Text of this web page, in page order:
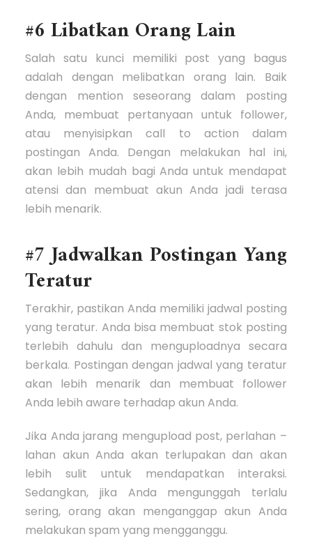
#6 Libatkan Orang Lain
Salah satu kunci memiliki post yang bagus
adalah dengan melibatkan orang lain. Baik
dengan mention seseorang dalam posting
Anda, membuat pertanyaan untuk follower,
atau menyisipkan call to action dalam
postingan Anda. Dengan melakukan hal ini,
akan lebih mudah bagi Anda untuk mendapat
atensi dan membuat akun Anda jadi terasa
lebih menarik.
#7 Jadwalkan Postingan Yang
Teratur
Terakhir, pastikan Anda memiliki jadwal posting
yang teratur. Anda bisa membuat stok posting
terlebih dahulu dan menguploadnya secara
berkala. Postingan dengan jadwal yang teratur
akan lebih menarik dan membuat follower
Anda lebih aware terhadap akun Anda.
Jika Anda jarang mengupload post, perlahan –
lahan akun Anda akan terlupakan dan akan
lebih sulit untuk mendapatkan interaksi.
Sedangkan, jika Anda mengunggah terlalu
sering, orang akan menganggap akun Anda
melakukan spam yang mengganggu.